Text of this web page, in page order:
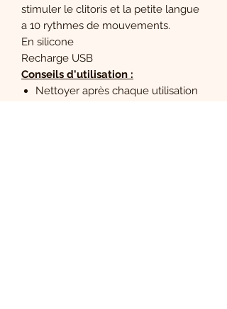
stimuler le clitoris et la petite langue
a 10 rythmes de mouvements.
En silicone
Recharge USB
Conseils d'utilisation :
Nettoyer après chaque utilisation